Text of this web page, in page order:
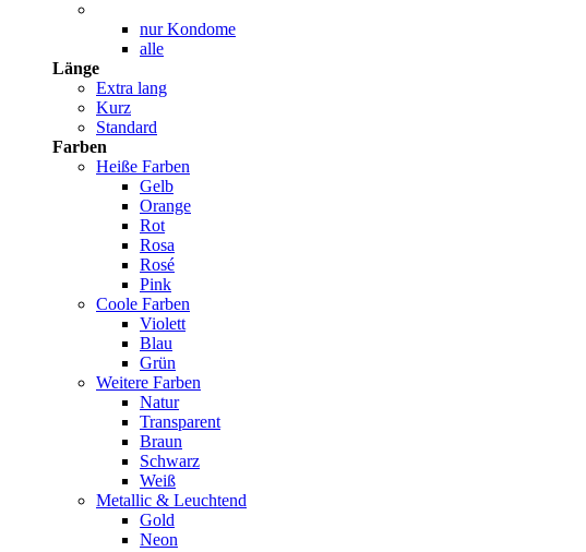
nur Kondome
alle
Länge
Extra lang
Kurz
Standard
Farben
Heiße Farben
Gelb
Orange
Rot
Rosa
Rosé
Pink
Coole Farben
Violett
Blau
Grün
Weitere Farben
Natur
Transparent
Braun
Schwarz
Weiß
Metallic & Leuchtend
Gold
Neon